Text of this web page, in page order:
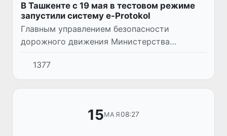
В Ташкенте с 19 мая в тестовом режиме
запустили систему e-Protokol
Главным управлением безопасности
дорожного движения Министерства
внутренних дел усовершенствована
информационная система “e-Protokol”,
позволяющая сотрудникам дорожно-
1377
15МАЯ08:27